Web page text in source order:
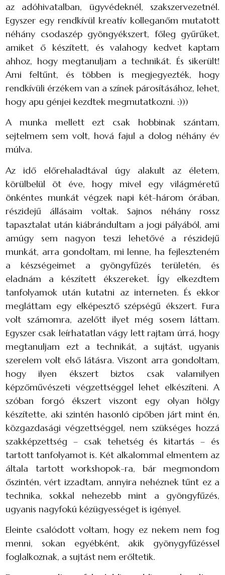
az adóhivatalban, ügyvédeknél, szakszervezetnél.
Egyszer egy rendkívül kreatív kolleganőm mutatott
néhány csodaszép gyöngyékszert, főleg gyűrűket,
amiket ő készített, és valahogy kedvet kaptam
ahhoz, hogy megtanuljam a technikát. És sikerült!
Ami feltűnt, és többen is megjegyezték, hogy
rendkívüli érzékem van a színek párosításához, lehet,
hogy apu génjei kezdtek megmutatkozni. :)))
A munka mellett ezt csak hobbinak szántam,
sejtelmem sem volt, hová fajul a dolog néhány év
múlva.
Az idő előrehaladtával úgy alakult az életem,
körülbelül öt éve, hogy mivel egy világméretű
önkéntes munkát végzek napi két-három órában,
részidejű állásaim voltak. Sajnos néhány rossz
tapasztalat után kiábrándultam a jogi pályából, ami
amúgy sem nagyon teszi lehetővé a részidejű
munkát, arra gondoltam, mi lenne, ha fejleszteném
a készségeimet a gyöngyfűzés területén, és
eladnám a készített ékszereket. Így elkezdtem
tanfolyamok után kutatni az interneten. És ekkor
megláttam egy elképesztő szépségű ékszert. Fura
volt számomra, azelőtt ilyet még sosem láttam.
Egyszer csak leírhatatlan vágy lett rajtam úrrá, hogy
megtanuljam ezt a technikát, a sujtást, ugyanis
szerelem volt első látásra. Viszont arra gondoltam,
hogy ilyen ékszert biztos csak valamilyen
képzőművészeti végzettséggel lehet elkészíteni. A
szóban forgó ékszert viszont egy olyan hölgy
készítette, aki szintén hasonló cipőben járt mint én,
közgazdasági végzettséggel, nem szükséges hozzá
szakképzettség – csak tehetség és kitartás – és
tartott tanfolyamot is. Két alkalommal elmentem az
általa tartott workshopok-ra, bár megmondom
őszintén, vért izzadtam, annyira nehéznek tűnt ez a
technika, sokkal nehezebb mint a gyöngyfűzés,
ugyanis nagyfokú kézügyességet is igényel.
Eleinte csalódott voltam, hogy ez nekem nem fog
menni, sokan egyébként, akik gyönygyfűzéssel
foglalkoznak, a sujtást nem erőltetik.